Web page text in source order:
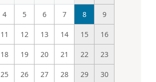
4 5 6 7 8 9
11 12 13 14 15 16
18 19 20 21 22 23
25 26 27 28 29 30